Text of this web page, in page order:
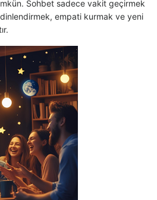
Sohbet sadece vakit geçirmek
empati kurmak ve yeni